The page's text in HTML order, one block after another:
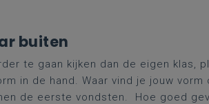
buiten
te gaan kijken dan de eigen klas,
in de hand. Waar vind je jouw
de eerste vondsten. Hoe goed